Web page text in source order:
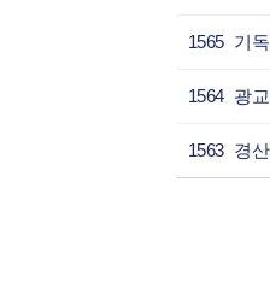
1565
1564
1563